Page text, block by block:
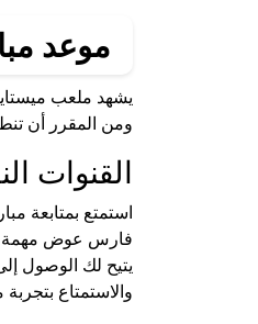
موعد
ومن المقرر أن تنطلق صافرة بداية
القنوات
فارس عوض مهمة
والاستمتاع